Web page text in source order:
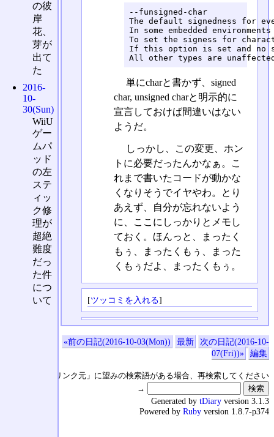
--funsigned-char
The default signedness for
In some embedded
To set the signess for
If this option is set and no
All other types are
単にcharと書かず、signed
char, unsigned charと明示的に
宣言しておけば間違いはない
ようだ。
しっかし、この変更、ホン
トに必要だったんかなぁ。こ
れまで書いたコードが動かな
くなりそうでイヤやわ。とり
あえず、自分が忘れないよう
に、ここにしっかりとメモし
ておく。ほんっと、まったく
もぅ、まったくもぅ、まった
くもぅだよ、まったくもぅ。
[ツッコミを入れる]
«前の日記(2016-10-03(Mon)) 最新
次の日記(2016-10-
07(Fri))»
編集
↑の「本日のリンク元」に望みの検索語がある場合、再検索してください
→
の彼
岸
花、
芽が
出て
た
2016-
10-
30(Sun)
WiiU
ゲー
ムパ
ッド
の左
ステ
ィッ
ク修
理が
超絶
難度
だっ
た件
につ
いて
Generated by tDiary version 3.1.3
Powered by Ruby version 1.8.7-p374